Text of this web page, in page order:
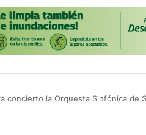
concierto la Orquesta Sinfónica de